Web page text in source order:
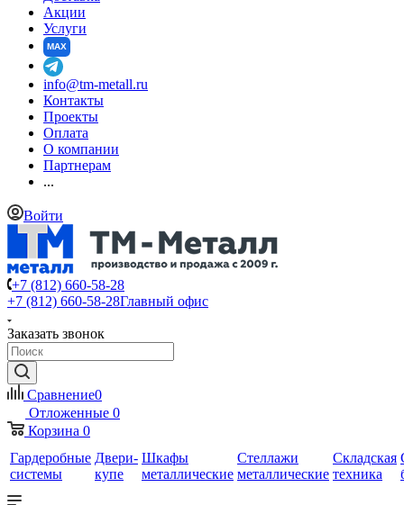
Акции
Услуги
MAX
info@tm-metall.ru
Контакты
Проекты
Оплата
О компании
Партнерам
...
Войти
+7 (812) 660-58-28
+7 (812) 660-58-28Главный офис
Заказать звонок
Сравнение0
Отложенные 0
Корзина 0
Гардеробные
системы
Двери-
купе
Шкафы
металлические
Стеллажи
металлические
Складская
техника